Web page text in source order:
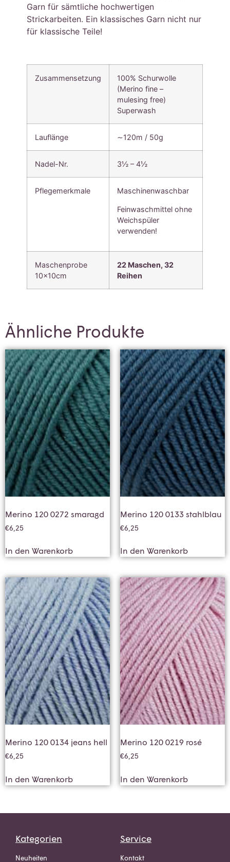
Garn für sämtliche hochwertigen
Strickarbeiten. Ein klassisches Garn nicht nur
für klassische Teile!
Zusammensetzung
100% Schurwolle
(Merino fine –
mulesing free)
Superwash
Lauflänge ∼120m / 50g
Nadel-Nr. 3½ – 4½
Pflegemerkmale Maschinenwaschbar
Feinwaschmittel ohne
Weichspüler
verwenden!
Maschenprobe
10x10cm
22 Maschen, 32
Reihen
Ähnliche Produkte
Merino 120 0272 smaragd
€6,25
In den Warenkorb
Merino 120 0133 stahlblau
€6,25
In den Warenkorb
Merino 120 0134 jeans hell
€6,25
In den Warenkorb
Merino 120 0219 rosé
€6,25
In den Warenkorb
Kategorien
Neuheiten
Service
Kontakt